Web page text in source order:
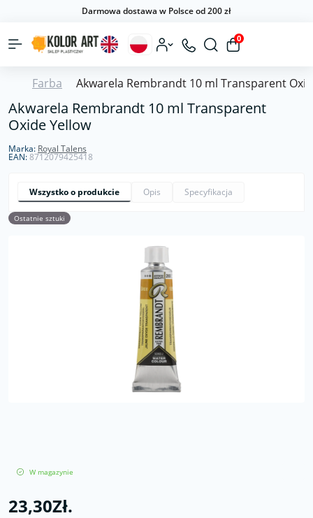
Darmowa dostawa w Polsce od 200 zł
0
Farba Akwarela Rembrandt 10 ml Transparent
Akwarela Rembrandt 10 ml Transparent
Oxide Yellow
Marka: Royal Talens
EAN:8712079425418
Wszystko o produkcie Opis Specyfikacja
Ostatnie sztuki
W magazynie
23,30Zł.